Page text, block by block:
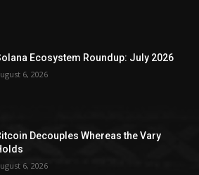
Ecosystem Roundup: July 2026
6, 2026
Decouples Whereas the Vary
6, 2026